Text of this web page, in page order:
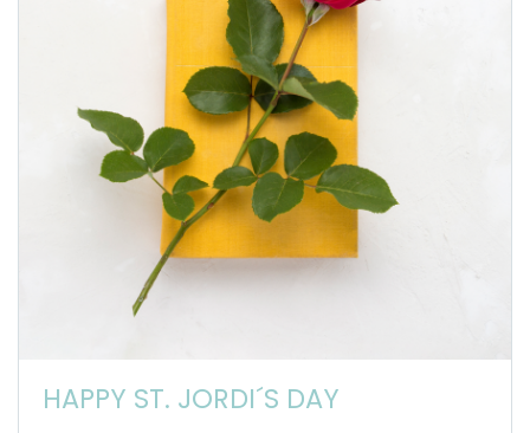
HAPPY ST. JORDI´S DAY